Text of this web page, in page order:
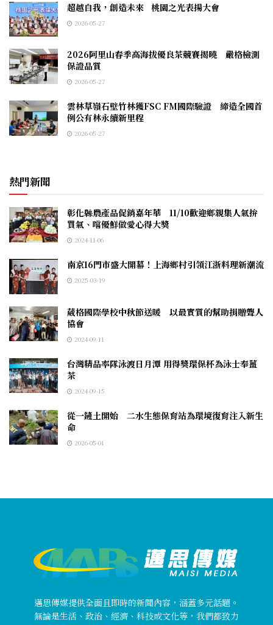
超越自我，創造未來 桃園之光表揚大會
2026-05-27
2026阿里山春季高海拔優良茶競賽揭曉 嚴格檢測
保證品質
2026-05-27
雲林草嶺石壁竹林獲FSC FM國際驗證 締造全國首
例公有林永續新里程
2026-05-27
熱門新聞
彰化縣農產品促銷嘉年華 11/10歡迎鄉親集人氣拚
買氣、嚐優鮮做愛心得大獎
2024-11-06
南京16門市盛大開幕！上海鄉村引領江浙料理新潮流
2025-03-19
葳格國際學校中秋節送暖 以最實質的幫助捐贈聾人
協會
2024-09-11
台灣精品率隊泳渡日月潭 用得獎環保杯為泳士奉薑
茶
2024-09-15
從一鏟土開始 二水生態保育站為環境復育注入新生
命
2026-05-01
邁思傳媒提供全面且即時的新聞內容，涵蓋多元話題。
無論是生活、政治、經濟、科技或文化等，我們都致力